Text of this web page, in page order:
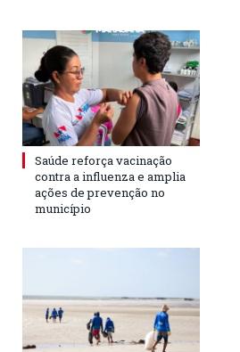
Saúde reforça vacinação
contra a influenza e amplia
ações de prevenção no
município